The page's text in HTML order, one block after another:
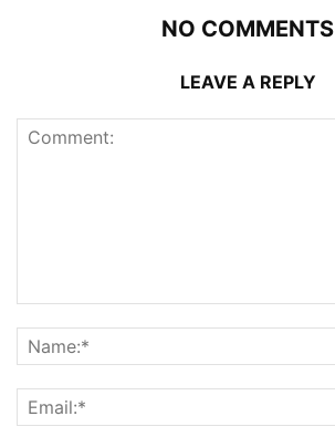
NO COMMENTS
LEAVE A REPLY